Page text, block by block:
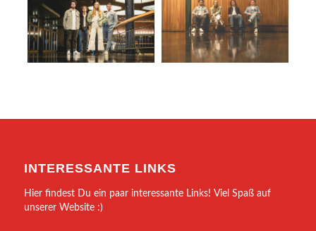
INTERESSANTE LINKS
Hier findest Du ein paar interessante Links! Viel Spaß auf
unserer Website :)